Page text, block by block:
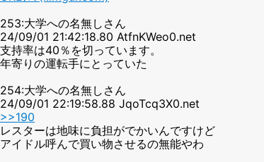
253:大学への名無しさん
24/09/01 21:42:18.80 AtfnKWeo0.net
支持率は40％を切っています。
年寄りの運転手にとっていた
254:大学への名無しさん
24/09/01 22:19:58.88 JqoTcq3X0.net
>>190
レスターは地味に負担がでかいんですけど
アイドル呼んで買い物させるの無能やわ